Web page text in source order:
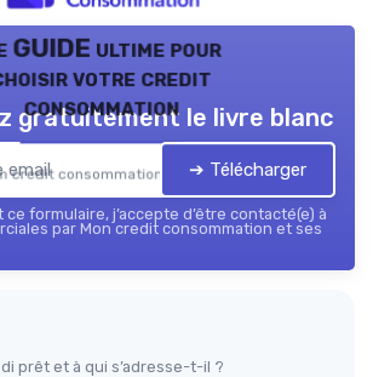
GUIDE ultime pour
votre credit
consommation
credit consommation — 2026
gratuitement le livre blanc
➔ Télécharger
ce formulaire, j’accepte d’être contacté(e) à
par Mon credit consommation et ses
prêt et à qui s’adresse-t-il ?